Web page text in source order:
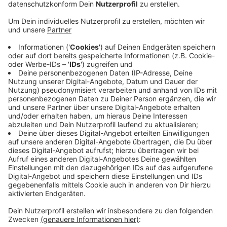
Anzeige
Der Antrag dazu kam von der Fachvereinigung
"Personenverkehr Nordrhein Taxi-Mietwagen". Die
wollten sogar eine Erhöhung von fast 12 Prozent. Weil
der Mindestlohn angepasst wurde, seien die
Personalkosten gestiegen – und es gebe steigende
Sachkosten der Betriebe, heißt es. Der Forderung der
Fachvereinigung sei man aber nicht nachgekommen,
weil die Tarife erst vor zwei Jahren angepasst worden
seien, sagt der Kreis. Insgesamt kommen bei den
neuen Tarifen 10 Cent mehr dazu - das gilt beim
Grundentgeld, aber auch beim Kilometer. Der kostet
jetzt 2,70 Euro. Wollen Taxiunternehmen ihre Preise
ändern, geht das nur über den Rhein-Kreis Neuss.
Anzeige